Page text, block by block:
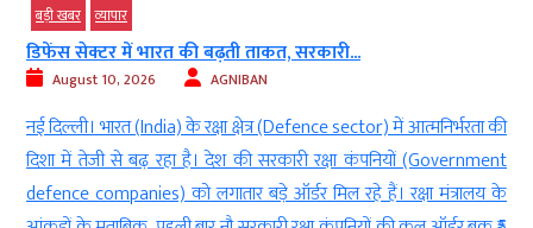
बड़ी खबर व्‍यापार
डिफेंस सेक्टर में भारत की बढ़ती ताकत, सरकारी...
August 10, 2026 AGNIBAN
नई दिल्ली। भारत (India) के रक्षा क्षेत्र (Defence sector) में आत्मनिर्भरता की
दिशा में तेजी से बढ़ रहा है। देश की सरकारी रक्षा कंपनियों (Government
defence companies) को लगातार बड़े ऑर्डर मिल रहे हैं। रक्षा मंत्रालय के